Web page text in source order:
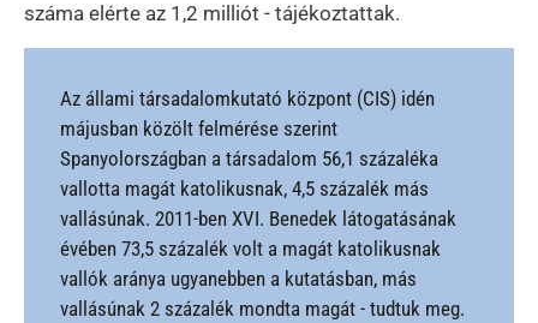
száma elérte az 1,2 milliót - tájékoztattak.
Az állami társadalomkutató központ (CIS) idén
májusban közölt felmérése szerint
Spanyolországban a társadalom 56,1 százaléka
vallotta magát katolikusnak, 4,5 százalék más
vallásúnak. 2011-ben XVI. Benedek látogatásának
évében 73,5 százalék volt a magát katolikusnak
vallók aránya ugyanebben a kutatásban, más
vallásúnak 2 százalék mondta magát - tudtuk meg.